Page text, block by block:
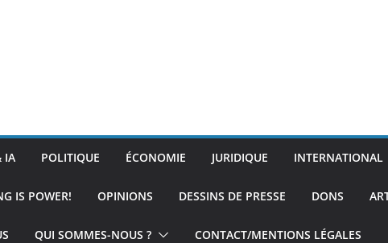
IA POLITIQUE ÉCONOMIE JURIDIQUE INTERNATIONAL
IS POWER! OPINIONS DESSINS DE PRESSE DONS
QUI SOMMES-NOUS ? CONTACT/MENTIONS LÉGALES